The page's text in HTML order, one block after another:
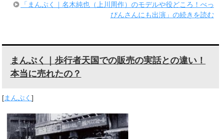
「まんぷく｜名木純也（上川周作）のモデルや役どころ！べっ
ぴんさんにも出演」の続きを読む
まんぷく｜歩行者天国での販売の実話との違い！
本当に売れたの？
[まんぷく]